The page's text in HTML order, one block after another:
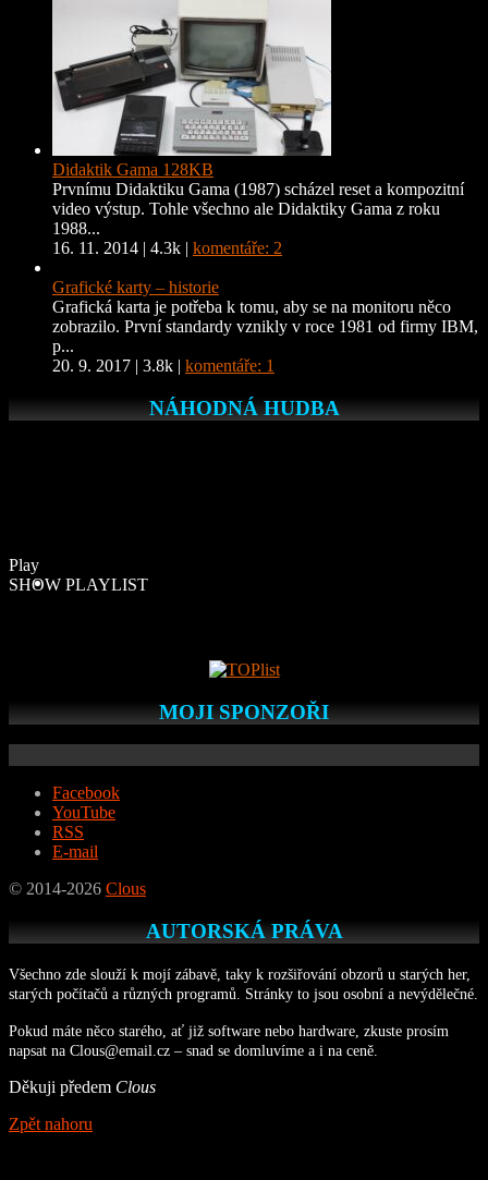
Didaktik Gama 128KB
Prvnímu Didaktiku Gama (1987) scházel reset a kompozitní
video výstup. Tohle všechno ale Didaktiky Gama z roku
1988...
16. 11. 2014 | 4.3k | komentáře: 2
Grafické karty – historie
Grafická karta je potřeba k tomu, aby se na monitoru něco
zobrazilo. První standardy vznikly v roce 1981 od firmy IBM,
p...
20. 9. 2017 | 3.8k | komentáře: 1
NÁHODNÁ HUDBA
Play
SHOW PLAYLIST
MOJI SPONZOŘI
Facebook
YouTube
RSS
E-mail
© 2014-2026 Clous
AUTORSKÁ PRÁVA
Všechno zde slouží k mojí zábavě, taky k rozšiřování obzorů u starých her,
starých počítačů a různých programů. Stránky to jsou osobní a nevýdělečné.
Pokud máte něco starého, ať již software nebo hardware, zkuste prosím
napsat na Clous@email.cz – snad se domluvíme a i na ceně.
Děkuji předem Clous
Zpět nahoru